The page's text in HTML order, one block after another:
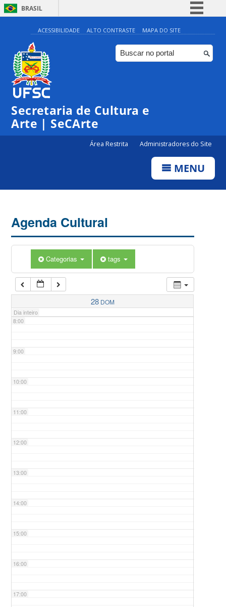
BRASIL
Simplifique!
Comunica BR
Participe
ACESSIBILIDADE ALTO CONTRASTE MAPA DO SITE
Secretaria de Cultura e
Arte | SeCArte
Área Restrita Administradores do Site
MENU
Agenda Cultural
Categorias tags
28 DOM
Dia inteiro
0:00
1:00
5:00
7:00
8:00
9:00
10:00
11:00
12:00
13:00
14:00
15:00
16:00
17:00